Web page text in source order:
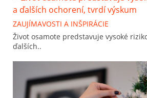
ZAUJÍMAVOSTI A INŠPIRÁCIE
Život osamote predstavuje vysoké
ďalších..